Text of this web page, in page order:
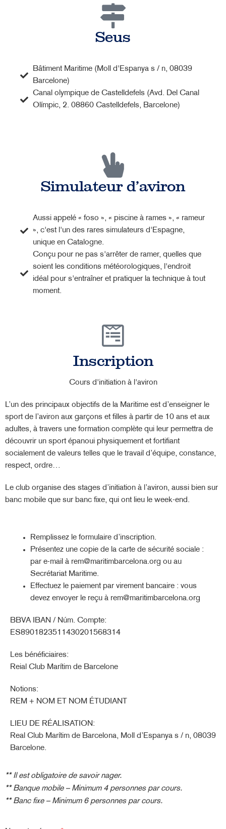
Seus
Bâtiment Maritime (Moll d'Espanya s / n, 08039
Barcelone)
Canal olympique de Castelldefels (Avd. Del Canal
Olímpic, 2. 08860 Castelldefels, Barcelone)
Simulateur d'aviron
Aussi appelé « foso », « piscine à rames », « rameur
», c'est l'un des rares simulateurs d'Espagne,
unique en Catalogne.
Conçu pour ne pas s'arrêter de ramer, quelles que
soient les conditions météorologiques, l'endroit
idéal pour s'entraîner et pratiquer la technique à tout
moment.
Inscription
Cours d'initiation à l'aviron
L’un des principaux objectifs de la Maritime est d’enseigner le
sport de l’aviron aux garçons et filles à partir de 10 ans et aux
adultes, à travers une formation complète qui leur permettra de
découvrir un sport épanoui physiquement et fortifiant
socialement de valeurs telles que le travail d’équipe, constance,
respect, ordre…
Le club organise des stages d’initiation à l’aviron, aussi bien sur
banc mobile que sur banc fixe, qui ont lieu le week-end.
Remplissez le formulaire d’inscription.
Présentez une copie de la carte de sécurité sociale :
par e-mail à rem@maritimbarcelona.org ou au
Secrétariat Maritime.
Effectuez le paiement par virement bancaire : vous
devez envoyer le reçu à rem@maritimbarcelona.org
BBVA IBAN / Núm. Compte:
ES8901823511430201568314
Les bénéficiaires:
Reial Club Marítim de Barcelone
Notions:
REM + NOM ET NOM ÉTUDIANT
LIEU DE RÉALISATION:
Real Club Marítim de Barcelona, Moll d’Espanya s / n, 08039
Barcelone.
**Il est obligatoire de savoir nager.
**Banque mobile – Minimum 4 personnes par cours.
**Banc fixe – Minimum 6 personnes par cours.